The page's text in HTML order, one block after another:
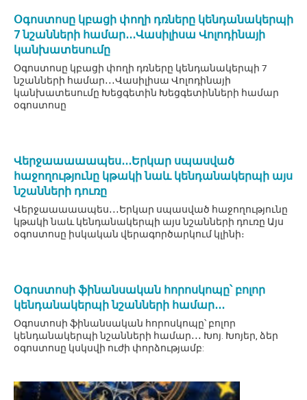
Օգոստոսը կբացի փողի դռները կենդանակերպի
7 նշանների համար․․․Վասիլիսա Վոլոդինայի
կանխատեսումը
Օգոստոսը կբացի փողի դռները կենդանակերպի 7
նշանների համար․․․Վասիլիսա Վոլոդինայի
կանխատեսումը Խեցգետին Խեցգետինների համար
օգոստոսը
Վերջաաաաապես․․․Երկար սպասված
հաջողությունը կթակի նաև կենդանակերպի այս
նշանների դուռը
Վերջաաաաապես․․․Երկար սպասված հաջողությունը
կթակի նաև կենդանակերպի այս նշանների դուռը Այս
օգոստոսը իսկական վերագործարկում կլինի։
Օգոստոսի ֆինանսական հորոսկոպը՝ բոլոր
կենդանակերպի նշանների համար․․․
Օգոստոսի ֆինանսական հորոսկոպը՝ բոլոր
կենդանակերպի նշանների համար․․․ Խոյ. Խոյեր, ձեր
օգոստոսը կսկսվի ուժի փորձությամբ: